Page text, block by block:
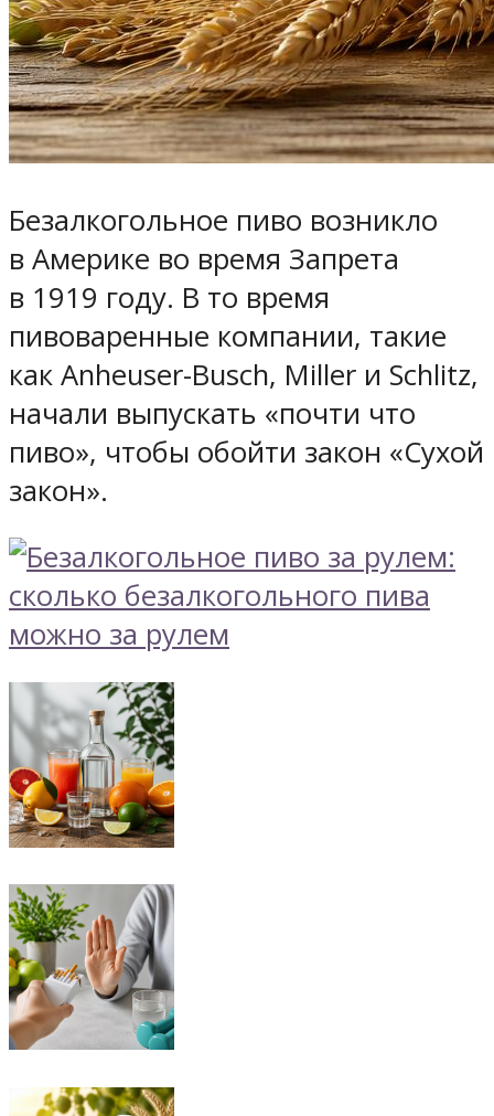
Безалкогольное пиво возникло
в Америке во время Запрета
в 1919 году. В то время
пивоваренные компании, такие
как Anheuser-Busch, Miller и Schlitz,
начали выпускать «почти что
пиво», чтобы обойти закон «Сухой
закон».